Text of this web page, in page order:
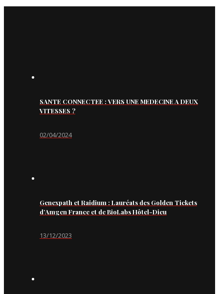
SANTE CONNECTEE : VERS UNE MEDECINE A DEUX
VITESSES ?
02/04/2024
Genexpath et Raidium : Lauréats des Golden Tickets
d’Amgen France et de BioLabs Hôtel-Dieu
13/12/2023